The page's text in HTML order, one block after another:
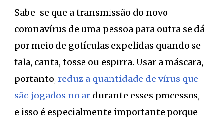
Sabe-se que a transmissão do novo
coronavírus de uma pessoa para outra se dá
por meio de gotículas expelidas quando se
fala, canta, tosse ou espirra. Usar a máscara,
portanto, reduz a quantidade de vírus que
são jogados no ar durante esses processos,
e isso é especialmente importante porque